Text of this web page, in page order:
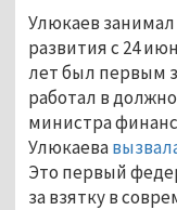
Улюкаев
развития с 24
лет был первым
работал в
министра
Улюкаева
Это первый
за взятку в